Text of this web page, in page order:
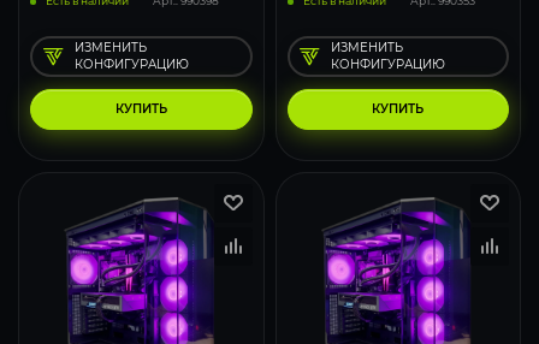
КУПИТЬ
ИЗМЕНИТЬ
КОНФИГУРАЦИЮ
КУПИТЬ
ИЗМЕНИТЬ
КОНФИГУРАЦИЮ